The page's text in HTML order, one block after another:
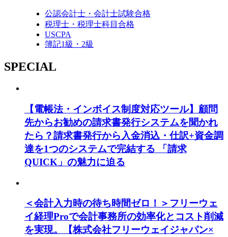
公認会計士・会計士試験合格
税理士・税理士科目合格
USCPA
簿記1級・2級
SPECIAL
【電帳法・インボイス制度対応ツール】顧問
先からお勧めの請求書発行システムを聞かれ
たら？請求書発行から入金消込・仕訳+資金調
達を1つのシステムで完結する 「請求
QUICK」の魅力に迫る
＜会計入力時の待ち時間ゼロ！＞フリーウェ
イ経理Proで会計事務所の効率化とコスト削減
を実現。【株式会社フリーウェイジャパン×